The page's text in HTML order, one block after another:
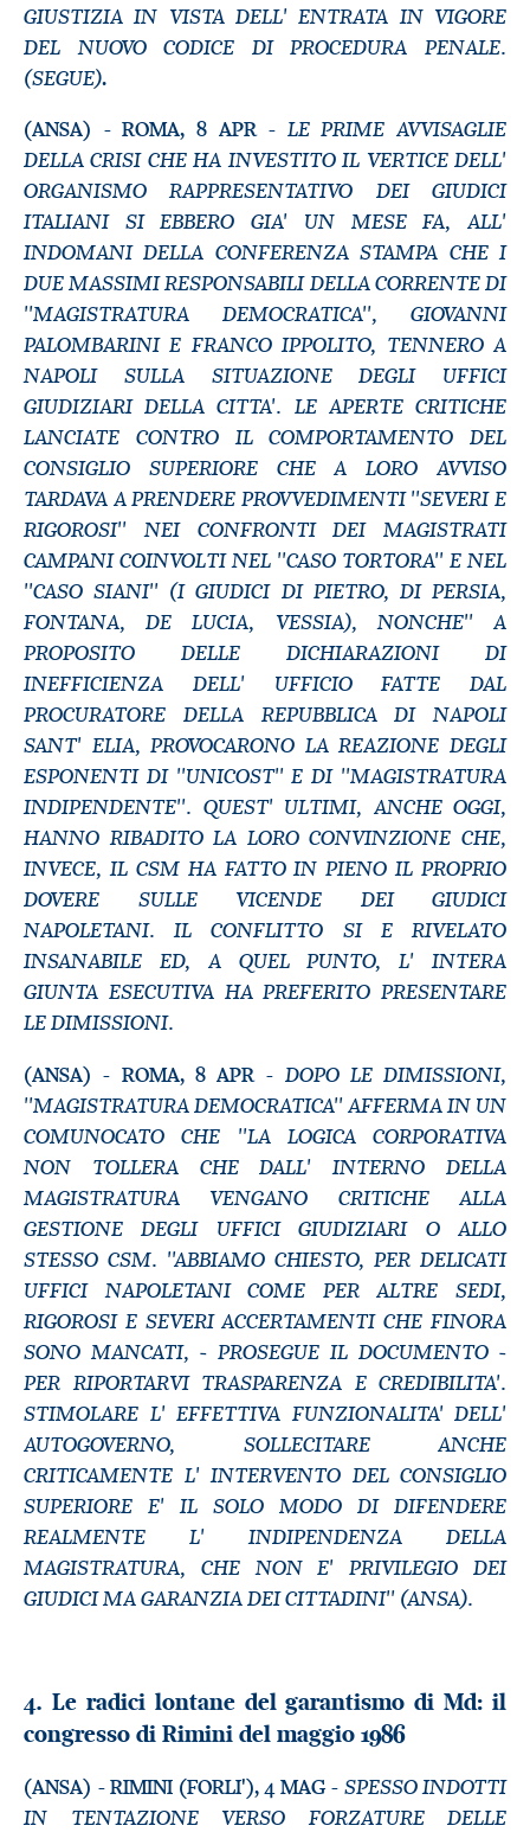
GIUSTIZIA IN VISTA DELL' ENTRATA IN VIGORE
DEL NUOVO CODICE DI PROCEDURA PENALE.
(SEGUE).
(ANSA) - ROMA, 8 APR - LE PRIME AVVISAGLIE
DELLA CRISI CHE HA INVESTITO IL VERTICE DELL'
ORGANISMO RAPPRESENTATIVO DEI GIUDICI
ITALIANI SI EBBERO GIA' UN MESE FA, ALL'
INDOMANI DELLA CONFERENZA STAMPA CHE I
DUE MASSIMI RESPONSABILI DELLA CORRENTE DI
''MAGISTRATURA DEMOCRATICA'', GIOVANNI
PALOMBARINI E FRANCO IPPOLITO, TENNERO A
NAPOLI SULLA SITUAZIONE DEGLI UFFICI
GIUDIZIARI DELLA CITTA'. LE APERTE CRITICHE
LANCIATE CONTRO IL COMPORTAMENTO DEL
CONSIGLIO SUPERIORE CHE A LORO AVVISO
TARDAVA A PRENDERE PROVVEDIMENTI ''SEVERI E
RIGOROSI'' NEI CONFRONTI DEI MAGISTRATI
CAMPANI COINVOLTI NEL ''CASO TORTORA'' E NEL
''CASO SIANI'' (I GIUDICI DI PIETRO, DI PERSIA,
FONTANA, DE LUCIA, VESSIA), NONCHE'' A
PROPOSITO DELLE DICHIARAZIONI DI
INEFFICIENZA DELL' UFFICIO FATTE DAL
PROCURATORE DELLA REPUBBLICA DI NAPOLI
SANT' ELIA, PROVOCARONO LA REAZIONE DEGLI
ESPONENTI DI ''UNICOST'' E DI ''MAGISTRATURA
INDIPENDENTE''. QUEST' ULTIMI, ANCHE OGGI,
HANNO RIBADITO LA LORO CONVINZIONE CHE,
INVECE, IL CSM HA FATTO IN PIENO IL PROPRIO
DOVERE SULLE VICENDE DEI GIUDICI
NAPOLETANI. IL CONFLITTO SI E RIVELATO
INSANABILE ED, A QUEL PUNTO, L' INTERA
GIUNTA ESECUTIVA HA PREFERITO PRESENTARE
LE DIMISSIONI.
(ANSA) - ROMA, 8 APR - DOPO LE DIMISSIONI,
''MAGISTRATURA DEMOCRATICA'' AFFERMA IN UN
COMUNOCATO CHE ''LA LOGICA CORPORATIVA
NON TOLLERA CHE DALL' INTERNO DELLA
MAGISTRATURA VENGANO CRITICHE ALLA
GESTIONE DEGLI UFFICI GIUDIZIARI O ALLO
STESSO CSM. ''ABBIAMO CHIESTO, PER DELICATI
UFFICI NAPOLETANI COME PER ALTRE SEDI,
RIGOROSI E SEVERI ACCERTAMENTI CHE FINORA
SONO MANCATI, - PROSEGUE IL DOCUMENTO -
PER RIPORTARVI TRASPARENZA E CREDIBILITA'.
STIMOLARE L' EFFETTIVA FUNZIONALITA' DELL'
AUTOGOVERNO, SOLLECITARE ANCHE
CRITICAMENTE L' INTERVENTO DEL CONSIGLIO
SUPERIORE E' IL SOLO MODO DI DIFENDERE
REALMENTE L' INDIPENDENZA DELLA
MAGISTRATURA, CHE NON E' PRIVILEGIO DEI
GIUDICI MA GARANZIA DEI CITTADINI'' (ANSA).
4. Le radici lontane del garantismo di Md: il
congresso di Rimini del maggio 1986
(ANSA) - RIMINI (FORLI'), 4 MAG - SPESSO INDOTTI
IN TENTAZIONE VERSO FORZATURE DELLE